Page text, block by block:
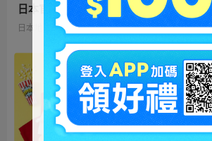
日本官方迪士尼商城
日本地區限定販售的迪士尼商品 多種品類、角色商
ミッキ
2WAY
4,500
NT973
ベイマ
うるぽ